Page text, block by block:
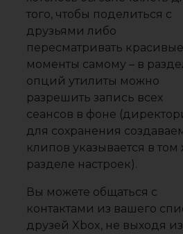
того, чтобы поделиться с
друзьями либо
пересматривать красивые
моменты самому – в
опций утилиты можно
разрешить запись всех
сеансов в фоне
для сохранения
клипов указывается в том
разделе настроек).
Вы можете общаться с
контактами из вашего
друзей Xbox, не выходя из